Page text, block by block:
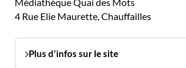
4 Rue Elie Maurette, Chauffailles
Plus d'infos sur le site